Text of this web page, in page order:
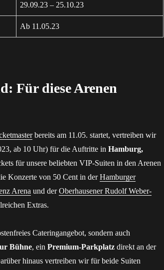
29.09.23 – 25.10.23
Ab 11.05.23
Für diese Arenen
bereits am 11.05. startet, vertreiben wir
ab 10 Uhr) für die Auftritte inHamburg,
für unsere beliebten VIP-Suiten in den Arenen
Konzerte von 50 Cent in derHamburger
Arena und derOberhausener Rudolf Weber-
Extras.
Cateringangebot, sondern auch
Bühne, einPremium-Parkplatz direkt an der
hinaus vertreiben wir für beide Suiten